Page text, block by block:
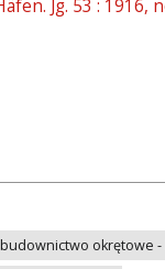
Jg. 53 : 1916,
budownictwo okrętowe -